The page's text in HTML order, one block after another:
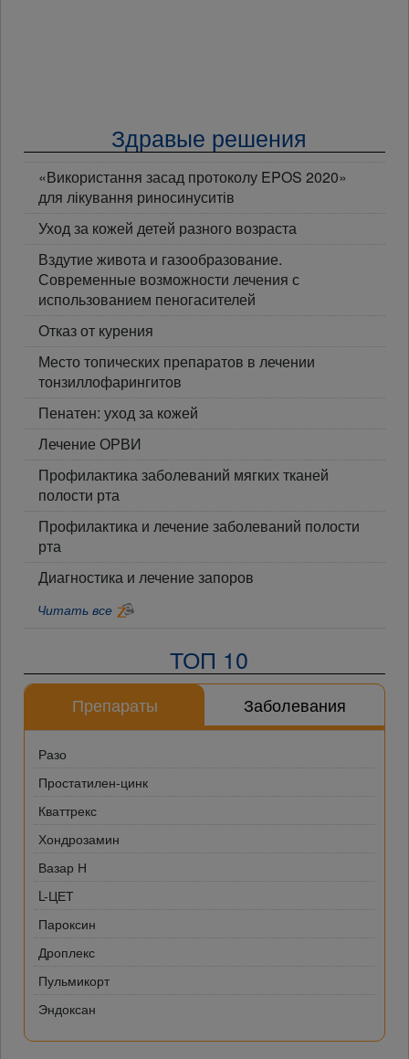
Здравые решения
«Використання засад протоколу EPOS 2020»
для лікування риносинуситів
Уход за кожей детей разного возраста
Вздутие живота и газообразование.
Современные возможности лечения с
использованием пеногасителей
Отказ от курения
Место топических препаратов в лечении
тонзиллофарингитов
Пенатен: уход за кожей
Лечение ОРВИ
Профилактика заболеваний мягких тканей
полости рта
Профилактика и лечение заболеваний полости
рта
Диагностика и лечение запоров
Читать все
ТОП 10
Препараты Заболевания
Разо
Простатилен-цинк
Кваттрекс
Хондрозамин
Вазар Н
L-ЦЕТ
Пароксин
Дроплекс
Пульмикорт
Эндоксан